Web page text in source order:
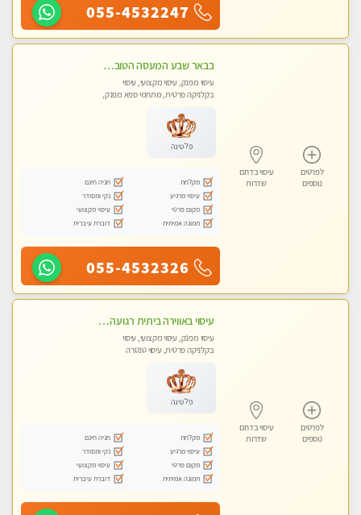
055-4532247
לפרטים
נוספים
עיסוי בדרום
שדרות
בבאר שבע המעסה הטובה בעיר..
עיסוי מפנק, עיסוי מקצועי, עיסוי
בקלניקה פרטית, מתחמי ספא מפנק,
פלטינה
מקלחת
חניה חינם
עיסוי מרגיע
נקי ומסודר
מקום פרטי
עיסוי מקצועי
תמונה אמיתית
דוברת עיברית
055-4532326
לפרטים
נוספים
עיסוי בדרום
שדרות
עיסוי באווירה ביתית רגועה שקט , עיסוי ספורטיבי משחרר לכל הגוף. מעסה אלופה לעיסוי מפנק מומלץ מאוד ....פרטי!! ללא מין !!
עיסוי מפנק, עיסוי מקצועי, עיסוי
בקלניקה פרטית, עיסוי טנטרה
פלטינה
מקלחת
חניה חינם
עיסוי מרגיע
נקי ומסודר
מקום פרטי
עיסוי מקצועי
תמונה אמיתית
דוברת עיברית